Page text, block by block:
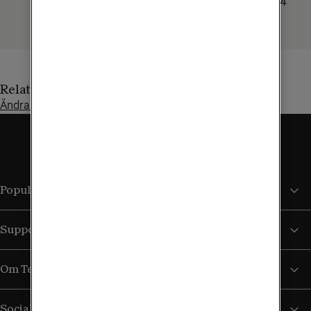
Relaterade artiklar
Ändra nätverksnamn och lösenord för wifi och router
Populära sidor
Support
Om Tele2